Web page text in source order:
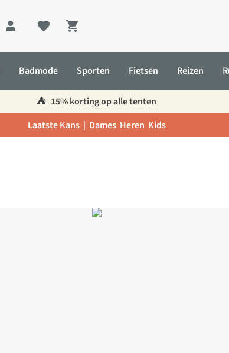
Shopping cart
Badmode Sporten Fietsen Reizen
⛺️ 15% korting op alle tenten
Laatste Kans | Dames Heren Kids